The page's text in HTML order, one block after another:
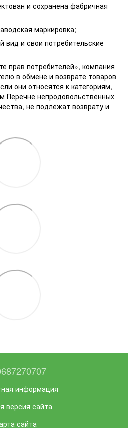
и сохранена фабричная
маркировка;
вид и свои потребительские
прав потребителей», компания
в обмене и возврате товаров
они относятся к категориям,
Перечне непродовольственных
не подлежат возврату и
информация
версия сайта
сайта